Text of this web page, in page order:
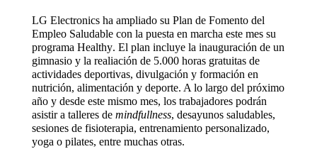
LG Electronics ha ampliado su Plan de Fomento del
Empleo Saludable con la puesta en marcha este mes su
programa Healthy. El plan incluye la inauguración de un
gimnasio y la realiación de 5.000 horas gratuitas de
actividades deportivas, divulgación y formación en
nutrición, alimentación y deporte. A lo largo del próximo
año y desde este mismo mes, los trabajadores podrán
asistir a talleres de mindfullness, desayunos saludables,
sesiones de fisioterapia, entrenamiento personalizado,
yoga o pilates, entre muchas otras.